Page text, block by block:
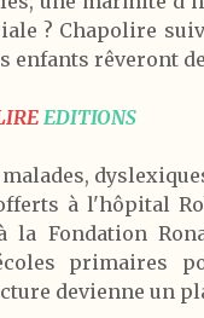
? Chapolire
enfants rêveront
EDITIONS
à l'hôpital
la Fondation
primaires
devienne un